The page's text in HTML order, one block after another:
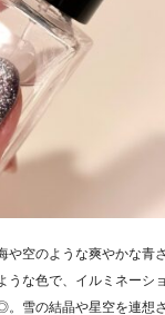
や空のような爽やかな青
うな色で、イルミネーシ
雪の結晶や星空を連想